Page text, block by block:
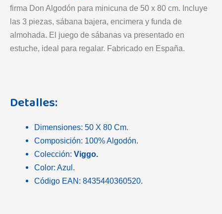
firma Don Algodón para minicuna de 50 x 80 cm. Incluye
las 3 piezas, sábana bajera, encimera y funda de
almohada. El juego de sábanas va presentado en
estuche, ideal para regalar. Fabricado en España.
Detalles:
Dimensiones: 50 X 80 Cm.
Composición: 100% Algodón.
Colección:Viggo.
Color: Azul.
Código EAN: 8435440360520.